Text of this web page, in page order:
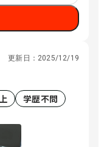
更新日： 2025/12/19
学歴不問